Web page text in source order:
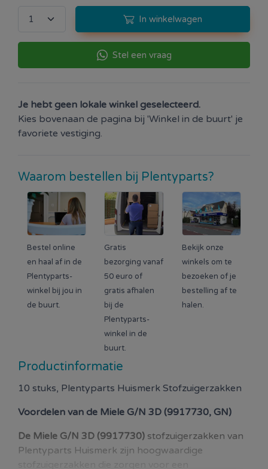
In winkelwagen
Stel een vraag
Je hebt geen lokale winkel geselecteerd.
Kies bovenaan de pagina bij 'Winkel in de buurt' je
favoriete vestiging.
Waarom bestellen bij Plentyparts?
Bestel online
en haal af in de
Plentyparts-
winkel bij jou in
de buurt.
Gratis
bezorging vanaf
50 euro of
gratis afhalen
bij de
Plentyparts-
winkel in de
buurt.
Bekijk onze
winkels om te
bezoeken of je
bestelling af te
halen.
Productinformatie
10 stuks, Plentyparts Huismerk Stofzuigerzakken
Voordelen van de Miele G/N 3D (9917730, GN)
De Miele G/N 3D (9917730) stofzuigerzakken van
Plentyparts Huismerk zijn hoogwaardige